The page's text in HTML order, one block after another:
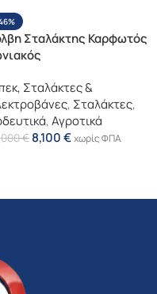
Σταλάκτης Καρφωτός
Σταλάκτες &
, Σταλάκτες,
,Αγροτικά
€ 8,100€χωρίς ΦΠΑ